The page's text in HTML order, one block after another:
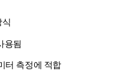
식
용됨
터 측정에 적합